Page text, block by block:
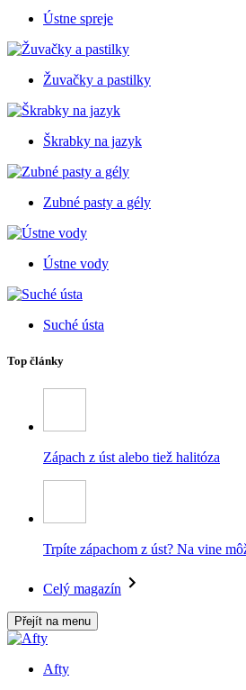
Ústne spreje
Žuvačky a pastilky
Škrabky na jazyk
Zubné pasty a gély
Ústne vody
Suché ústa
Top články
Zápach z úst alebo tiež halitóza
Trpíte zápachom z úst? Na vine
Celý magazín
Přejít na menu
Afty